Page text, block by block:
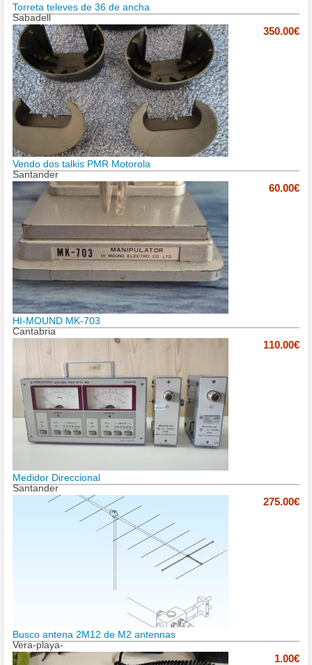
Torreta televes de 36 de ancha
Sabadell
350.00€
Vendo dos talkis PMR Motorola
Santander
60.00€
HI-MOUND MK-703
Cantabria
110.00€
Medidor Direccional
Santander
275.00€
Busco antena 2M12 de M2 antennas
Vera-playa-
1.00€